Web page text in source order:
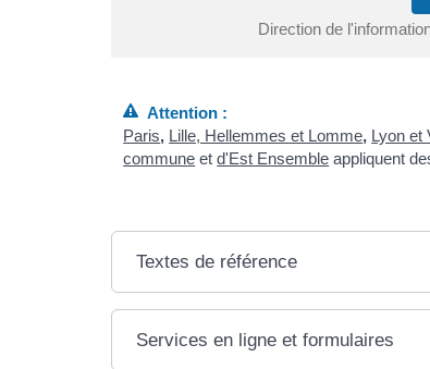
Direction de
Attention :
Paris, Lille, Hellemmes et Lomme, Lyon et
commune etd'Est Ensemble appliquent
Textes de référence
Services en ligne et formulaires